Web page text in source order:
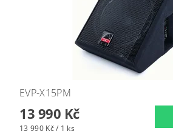
EVP-X15PM
13 990 Kč
13 990 Kč / 1 ks